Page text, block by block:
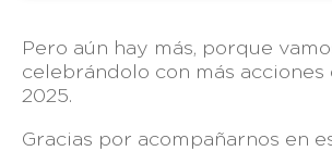
Pero aún hay más, porque
celebrándolo con más
2025.
Gracias por acompañarnos en